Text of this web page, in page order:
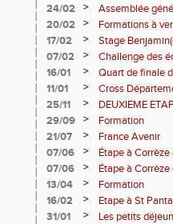
24/02
>
Assemblée
20/02
>
Formations à
17/02
>
Stage
07/02
>
Challenge des
16/01
>
Quart de finale
11/01
>
Cross
25/11
>
DEUXIEME
29/09
>
Formation
21/07
>
France Avenir
07/06
>
Étape à
07/06
>
Étape à
13/04
>
Formation
16/02
>
Etape à St
31/01
>
Les petits